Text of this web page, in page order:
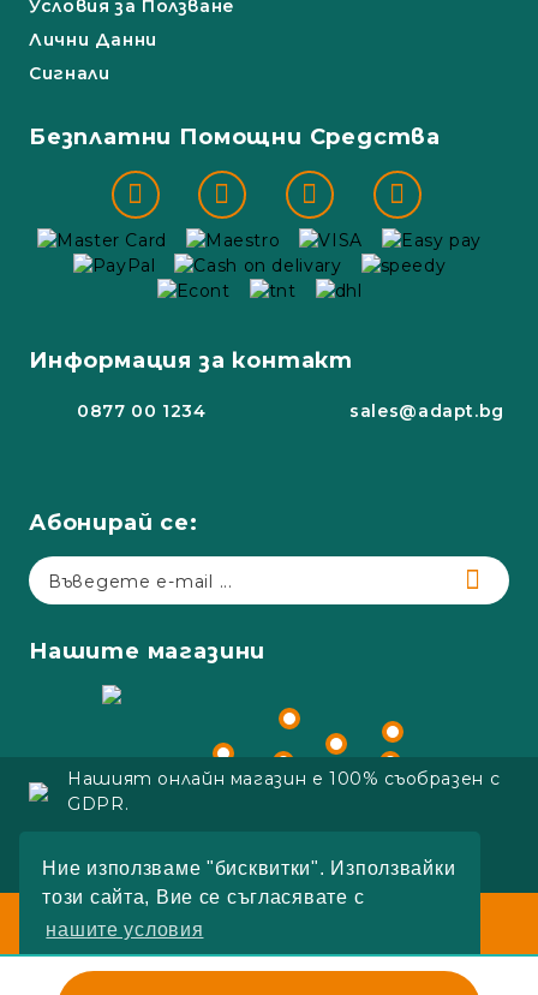
Ние използваме "бисквитки". Използвайки
този сайта, Вие се съгласявате с
нашите условия
Условия за Ползване
Лични Данни
Сигнали
Безплатни Помощни Средства
Информация за контакт
0877 00 1234 sales@adapt.bg
Абонирай се:
Нашите магазини
Нашият онлайн магазин е 100% съобразен с
GDPR.
Онлайн магазин от SELITON
Работно време:
Пон.-Пет.: 09:00 - 18:00